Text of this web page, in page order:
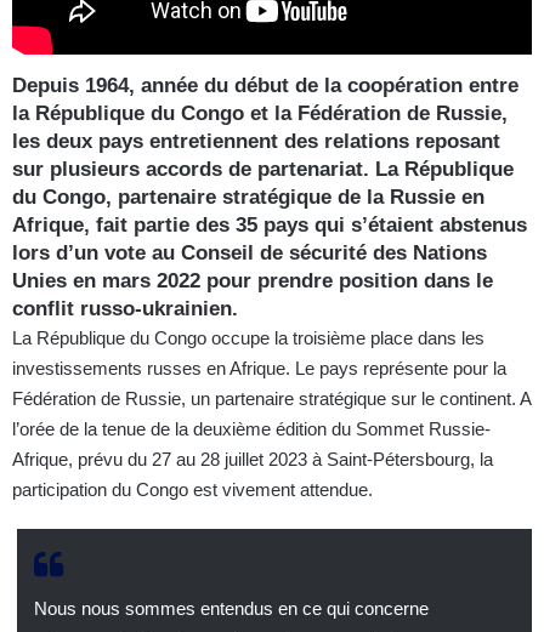
Depuis 1964, année du début de la coopération entre
la République du Congo et la Fédération de Russie,
les deux pays entretiennent des relations reposant
sur plusieurs accords de partenariat. La République
du Congo, partenaire stratégique de la Russie en
Afrique, fait partie des 35 pays qui s’étaient abstenus
lors d’un vote au Conseil de sécurité des Nations
Unies en mars 2022 pour prendre position dans le
conflit russo-ukrainien.
La République du Congo occupe la troisième place dans les
investissements russes en Afrique. Le pays représente pour la
Fédération de Russie, un partenaire stratégique sur le continent. A
l’orée de la tenue de la deuxième édition du Sommet Russie-
Afrique, prévu du 27 au 28 juillet 2023 à Saint-Pétersbourg, la
participation du Congo est vivement attendue.
Nous nous sommes entendus en ce qui concerne